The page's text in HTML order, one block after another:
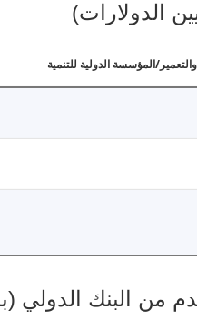
الدولارات)
المؤسسة الدولية للتنمية
الدولي (بملايين